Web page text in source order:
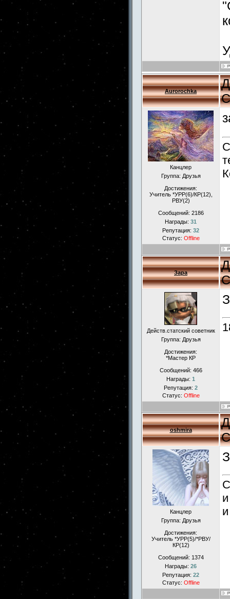
Aurorochka
Канцлер
Группа: Друзья
Достижения:
Учитель *УРР(6)/КР(12),
РВУ(2)
Сообщений: 2186
Награды: 31
Репутация: 32
Статус: Offline
Зара
Действ.статский советник
Группа: Друзья
Достижения:
*Мастер КР
Сообщений: 466
Награды: 1
Репутация: 2
Статус: Offline
oshmira
Канцлер
Группа: Друзья
Достижения:
Учитель *УРР(5)/*РВУ/
КР(12)
Сообщений: 1374
Награды: 26
Репутация: 22
Статус: Offline